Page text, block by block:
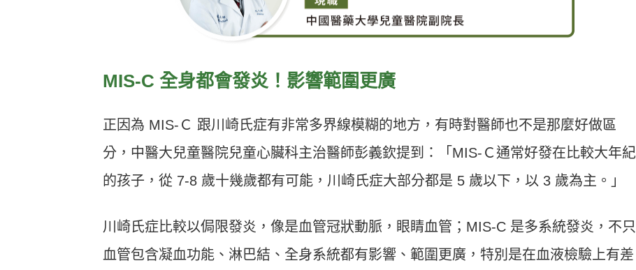
MIS-C 全身都會發炎！影響範圍更廣
正因為 MIS-Ｃ 跟川崎氏症有非常多界線模糊的地方，有時對醫師也不是那麼好做區
分，中醫大兒童醫院兒童心臟科主治醫師彭義欽提到：「MIS-Ｃ通常好發在比較大年紀
的孩子，從 7-8 歲十幾歲都有可能，川崎氏症大部分都是 5 歲以下，以 3 歲為主。」
川崎氏症比較以侷限發炎，像是血管冠狀動脈，眼睛血管；MIS-C 是多系統發炎，不只
血管包含凝血功能、淋巴結、全身系統都有影響、範圍更廣，特別是在血液檢驗上有差